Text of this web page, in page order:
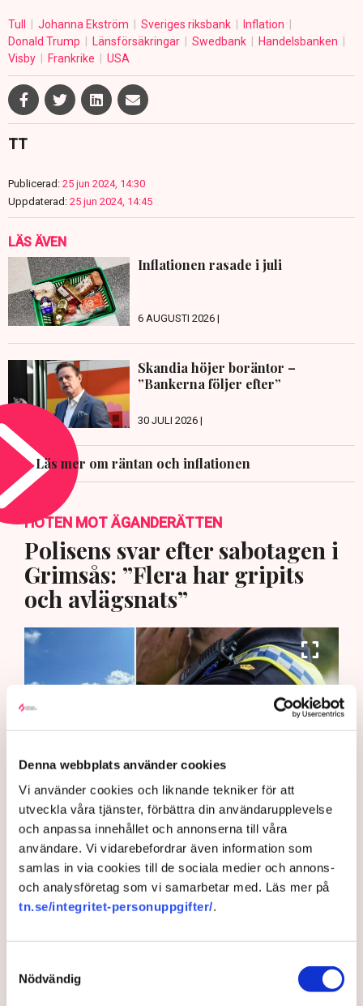
Denna webbplats använder cookies
Vi använder cookies och liknande tekniker för att
utveckla våra tjänster, förbättra din användarupplevelse
och anpassa innehållet och annonserna till våra
användare. Vi vidarebefordrar även information som
samlas in via cookies till de sociala medier och annons-
och analysföretag som vi samarbetar med. Läs mer på
tn.se/integritet-personuppgifter/.
Nödvändig
Tull Johanna Ekström Sveriges riksbank
Inflation
Donald Trump
Länsförsäkringar Swedbank
Handelsbanken
Visby
Frankrike USA
TT
Publicerad: 25 jun 2024, 14:30
Uppdaterad: 25 jun 2024, 14:45
LÄS ÄVEN
Inflationen rasade i juli
6 AUGUSTI 2026 |
Skandia höjer boräntor –
”Bankerna följer efter”
30 JULI 2026 |
Läs mer om räntan och inflationen
HOTEN MOT ÄGANDERÄTTEN
Polisens svar efter sabotagen i
Grimsås: ”Flera har gripits
och avlägsnats”
Det är polisens uppgift att upprätthålla allmän ordning och
säkerhet, vilket inkluderar att ingripa mot pågående
brottslighet som olaga intrång, förklarar Anna-Lena Mann,
polisinspektör vid kommunikationsavdelningen i region Väst.
Bild: Privat, Mostphotos
på agerande mot aktivistaktionerna vid
torvtäkten i Grimsås. ”Det har gjorts